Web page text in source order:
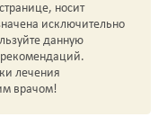
носит
исключительно
данную
лечения
врачом!